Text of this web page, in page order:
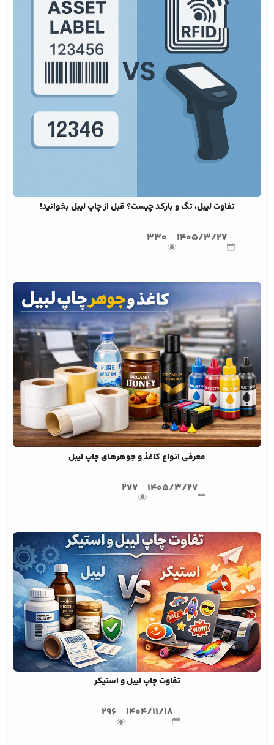
تفاوت لیبل، تگ و بارکد چیست؟ قبل از چاپ لیبل بخوانید!
1405/3/27
330
معرفی انواع کاغذ و جوهرهای چاپ لیبل
1405/3/27
277
تفاوت چاپ لیبل و استیکر
1404/11/18
296